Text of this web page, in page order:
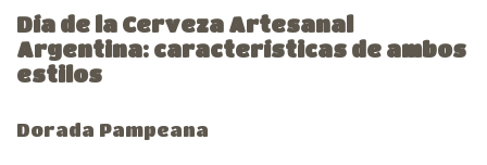
Día de la Cerveza Artesanal
Argentina: características de ambos
estilos
Dorada Pampeana